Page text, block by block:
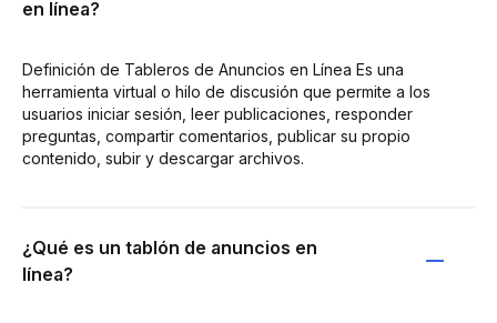
en línea?
Definición de Tableros de Anuncios en Línea Es una
herramienta virtual o hilo de discusión que permite a los
usuarios iniciar sesión, leer publicaciones, responder
preguntas, compartir comentarios, publicar su propio
contenido, subir y descargar archivos.
¿Qué es un tablón de anuncios en
línea?